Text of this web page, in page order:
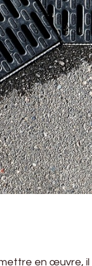
en œuvre,